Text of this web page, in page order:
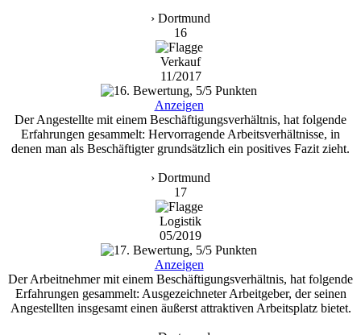
› Dortmund
16
Verkauf
11/2017
Anzeigen
Der Angestellte mit einem Beschäftigungsverhältnis, hat folgende
Erfahrungen gesammelt: Hervorragende Arbeitsverhältnisse, in
denen man als Beschäftigter grundsätzlich ein positives Fazit zieht.
› Dortmund
17
Logistik
05/2019
Anzeigen
Der Arbeitnehmer mit einem Beschäftigungsverhältnis, hat folgende
Erfahrungen gesammelt: Ausgezeichneter Arbeitgeber, der seinen
Angestellten insgesamt einen äußerst attraktiven Arbeitsplatz bietet.